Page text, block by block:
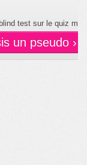
test sur le quiz
un pseudo ›